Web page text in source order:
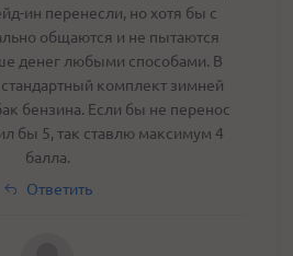
ин перенесли, но хотя бы с
общаются и не пытаются
денег любыми способами. В
комплект зимней
бензина. Если бы не перенос
бы 5, так ставлю максимум 4
балла.
Ответить